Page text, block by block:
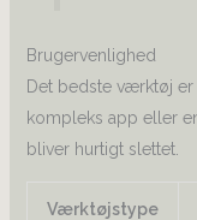
Brugervenlighed
Det bedste værktøj
kompleks app eller
bliver hurtigt slettet.
Værktøjstype